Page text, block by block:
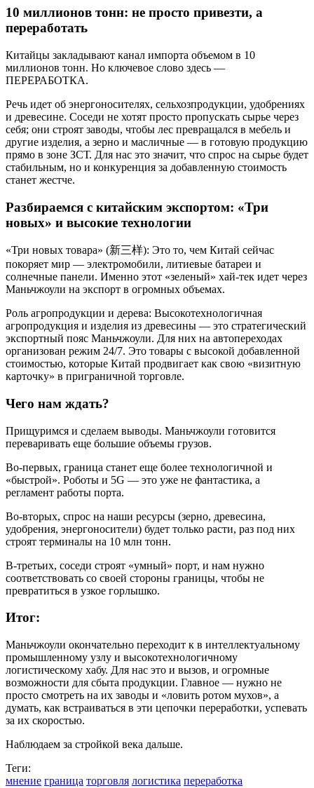
10 миллионов тонн: не просто привезти, а
переработать
Китайцы закладывают канал импорта объемом в 10
миллионов тонн. Но ключевое слово здесь —
ПЕРЕРАБОТКА.
Речь идет об энергоносителях, сельхозпродукции, удобрениях
и древесине. Соседи не хотят просто пропускать сырье через
себя; они строят заводы, чтобы лес превращался в мебель и
другие изделия, а зерно и масличные — в готовую продукцию
прямо в зоне ЗСТ. Для нас это значит, что спрос на сырье будет
стабильным, но и конкуренция за добавленную стоимость
станет жестче.
Разбираемся с китайским экспортом: «Три
новых» и высокие технологии
«Три новых товара» (新三样): Это то, чем Китай сейчас
покоряет мир — электромобили, литиевые батареи и
солнечные панели. Именно этот «зеленый» хай-тек идет через
Маньчжоули на экспорт в огромных объемах.
Роль агропродукции и дерева: Высокотехнологичная
агропродукция и изделия из древесины — это стратегический
экспортный пояс Маньчжоули. Для них на автопереходах
организован режим 24/7. Это товары с высокой добавленной
стоимостью, которые Китай продвигает как свою «визитную
карточку» в приграничной торговле.
Чего нам ждать?
Прищуримся и сделаем выводы. Маньчжоули готовится
переваривать еще большие объемы грузов.
Во-первых, граница станет еще более технологичной и
«быстрой». Роботы и 5G — это уже не фантастика, а
регламент работы порта.
Во-вторых, спрос на наши ресурсы (зерно, древесина,
удобрения, энергоносители) будет только расти, раз под них
строят терминалы на 10 млн тонн.
В-третьих, соседи строят «умный» порт, и нам нужно
соответствовать со своей стороны границы, чтобы не
превратиться в узкое горлышко.
Итог:
Маньчжоули окончательно переходит к в интеллектуальному
промышленному узлу и высокотехнологичному
логистическому хабу. Для нас это и вызов, и огромные
возможности для сбыта продукции. Главное — нужно не
просто смотреть на их заводы и «ловить ротом мухов», а
думать, как встраиваться в эти цепочки переработки, успевать
за их скоростью.
Наблюдаем за стройкой века дальше.
Теги:
мнение граница торговля логистика переработка